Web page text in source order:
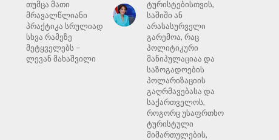
თუმცა მათი
მრავალწლიანი
პრაქტიკა სრულიად
სხვა რამეზე
მეტყველებს –
ლევან მახაშვილი
ტურისტებისთვის,
საშიში ან
არასასურველი
გარემოა, რაც
პოლიტიკური
მანიპულაციაა და
საზოგადოების
პოლარიზაციის
გაღრმავებასა და
საქართველოს,
როგორც უსაფრთხო
ტურისტული
მიმართულების,